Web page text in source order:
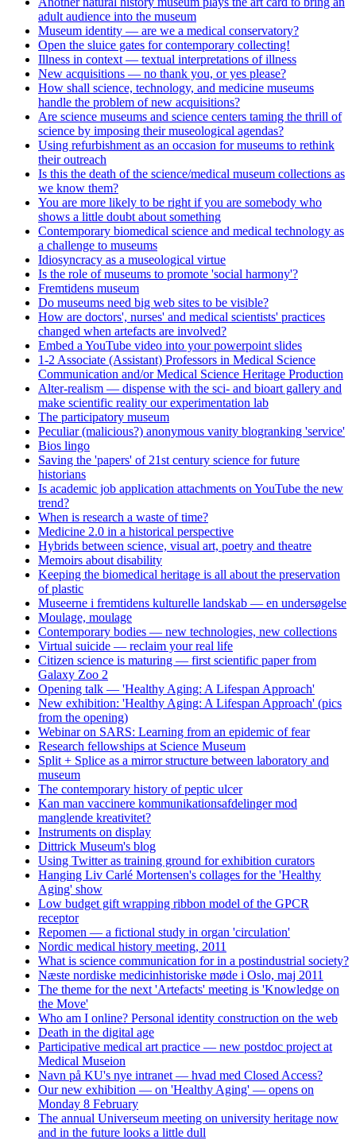
adult audience into the museum
Museum identity — are we a medical conservatory?
Open the sluice gates for contemporary collecting!
Illness in context — textual interpretations of illness
New acquisitions — no thank you, or yes please?
How shall science, technology, and medicine museums
handle the problem of new acquisitions?
Are science museums and science centers taming the thrill of
science by imposing their museological agendas?
Using refurbishment as an occasion for museums to rethink
their outreach
Is this the death of the science/medical museum collections as
we know them?
You are more likely to be right if you are somebody who
shows a little doubt about something
Contemporary biomedical science and medical technology as
a challenge to museums
Idiosyncracy as a museological virtue
Is the role of museums to promote 'social harmony'?
Fremtidens museum
Do museums need big web sites to be visible?
How are doctors', nurses' and medical scientists' practices
changed when artefacts are involved?
Embed a YouTube video into your powerpoint slides
1-2 Associate (Assistant) Professors in Medical Science
Communication and/or Medical Science Heritage Production
Alter-realism — dispense with the sci- and bioart gallery and
make scientific reality our experimentation lab
The participatory museum
Peculiar (malicious?) anonymous vanity blogranking 'service'
Bios lingo
Saving the 'papers' of 21st century science for future
historians
Is academic job application attachments on YouTube the new
trend?
When is research a waste of time?
Medicine 2.0 in a historical perspective
Hybrids between science, visual art, poetry and theatre
Memoirs about disability
Keeping the biomedical heritage is all about the preservation
of plastic
Museerne i fremtidens kulturelle landskab — en undersøgelse
Moulage, moulage
Contemporary bodies — new technologies, new collections
Virtual suicide — reclaim your real life
Citizen science is maturing — first scientific paper from
Galaxy Zoo 2
Opening talk — 'Healthy Aging: A Lifespan Approach'
New exhibition: 'Healthy Aging: A Lifespan Approach' (pics
from the opening)
Webinar on SARS: Learning from an epidemic of fear
Research fellowships at Science Museum
Split + Splice as a mirror structure between laboratory and
museum
The contemporary history of peptic ulcer
Kan man vaccinere kommunikationsafdelinger mod
manglende kreativitet?
Instruments on display
Dittrick Museum's blog
Using Twitter as training ground for exhibition curators
Hanging Liv Carlé Mortensen's collages for the 'Healthy
Aging' show
Low budget gift wrapping ribbon model of the GPCR
receptor
Repomen — a fictional study in organ 'circulation'
Nordic medical history meeting, 2011
What is science communication for in a postindustrial society?
Næste nordiske medicinhistoriske møde i Oslo, maj 2011
The theme for the next 'Artefacts' meeting is 'Knowledge on
the Move'
Who am I online? Personal identity construction on the web
Death in the digital age
Participative medical art practice — new postdoc project at
Medical Museion
Navn på KU's nye intranet — hvad med Closed Access?
Our new exhibition — on 'Healthy Aging' — opens on
Monday 8 February
The annual Universeum meeting on university heritage now
and in the future looks a little dull